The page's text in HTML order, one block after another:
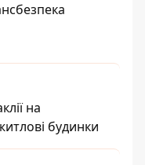
на
будинки